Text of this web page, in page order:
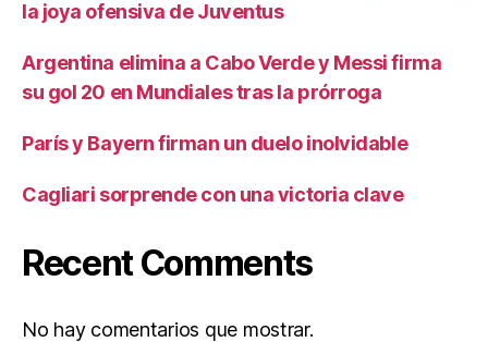
la joya ofensiva de Juventus
Argentina elimina a Cabo Verde y Messi firma
su gol 20 en Mundiales tras la prórroga
París y Bayern firman un duelo inolvidable
Cagliari sorprende con una victoria clave
Recent Comments
No hay comentarios que mostrar.